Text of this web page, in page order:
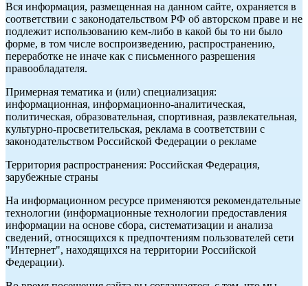
Вся информация, размещенная на данном сайте, охраняется в
соответствии с законодательством РФ об авторском праве и не
подлежит использованию кем-либо в какой бы то ни было
форме, в том числе воспроизведению, распространению,
переработке не иначе как с письменного разрешения
правообладателя.
Примерная тематика и (или) специализация:
информационная, информационно-аналитическая,
политическая, образовательная, спортивная, развлекательная,
культурно-просветительская, реклама в соответствии с
законодательством Российской Федерации о рекламе
Территория распространения: Российская Федерация,
зарубежные страны
На информационном ресурсе применяются рекомендательные
технологии (информационные технологии предоставления
информации на основе сбора, систематизации и анализа
сведений, относящихся к предпочтениям пользователей сети
"Интернет", находящихся на территории Российской
Федерации).